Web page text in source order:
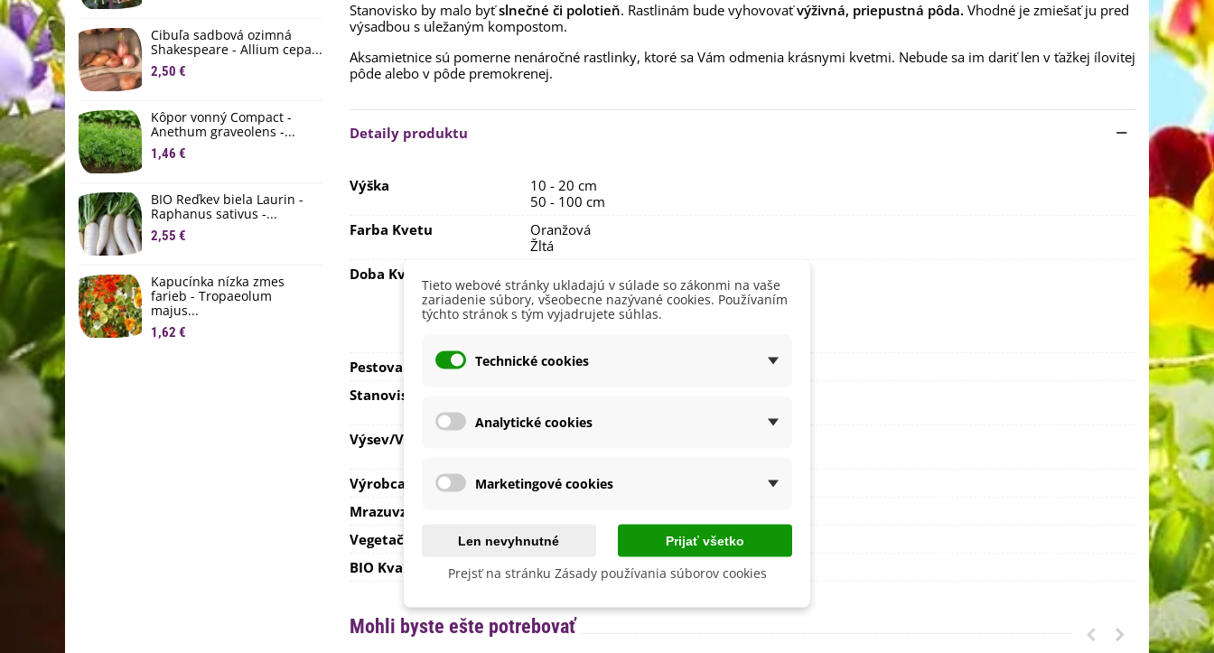
Cibuľa sadbová ozimná
Shakespeare - Allium cepa...
2,50 €
Kôpor vonný Compact -
Anethum graveolens -...
1,46 €
BIO Reďkev biela Laurin -
Raphanus sativus -...
2,55 €
Kapucínka nízka zmes
farieb - Tropaeolum
majus...
1,62 €
Mrkva neskorá Cidera -
Daucus carota - semená -...
Ľalia Canova - Lilium -
Eukalyptus Baby Blue -
Blahovičník - Eukalyptus...
Stanovisko by malo byťslnečné či polotieň. Rastlinám bude vyhovovaťvýživná, priepustná pôda. Vhodné je zmiešať ju pred
výsadbou s uležaným kompostom.
Aksamietnice sú pomerne nenáročné rastlinky, ktoré sa Vám odmenia krásnymi kvetmi. Nebude sa im dariť len v ťažkej ílovitej
pôde alebo v pôde premokrenej.
Detaily produktu
Výška
10 - 20 cm
50 - 100 cm
Farba Kvetu
Oranžová
Žltá
Doba Kvitnutia
Júl
Jún
Október
Pestovanie
V exteriéri - vonku
Stanovisko
Výsev/výsadba
Výrobca
SemenaOnline
Mrazuvzdornosť
Vegetačné Obdobie
Letničky
BIO Kvalita
Nie
Mohli byste ešte potrebovať
Tieto webové stránky ukladajú v súlade so zákonmi na vaše
zariadenie súbory, všeobecne nazývané cookies. Používaním
týchto stránok s tým vyjadrujete súhlas.
Technické cookies
Analytické cookies
Marketingové cookies
Len nevyhnutné Prijať všetko
Prejsť na stránku Zásady používania súborov cookies